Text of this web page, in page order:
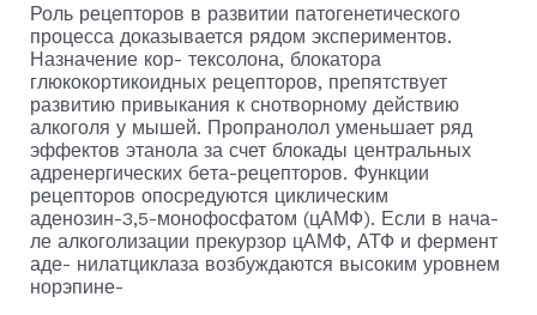
Роль рецепторов в развитии патогенетического
процес­са доказывается рядом экспериментов.
Назначение кор- тексолона, блокатора
глюкокортикоидных рецепторов, пре­пятствует
развитию привыкания к снотворному действию
алкоголя у мышей. Пропранолол уменьшает ряд
эффектов этанола за счет блокады центральных
адренергических бе­та-рецепторов. Функции
рецепторов опосредуются цикли­ческим
аденозин-3,5-монофосфатом (цАМФ). Если в нача­
ле алкоголизации прекурзор цАМФ, АТФ и фермент
аде- нилатциклаза возбуждаются высоким уровнем
норэпине-